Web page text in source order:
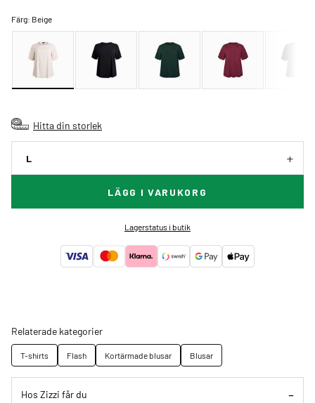
Färg: Beige
Hitta din storlek
L
LÄGG I VARUKORG
Lagerstatus i butik
Relaterade kategorier
T-shirts Flash Kortärmade blusar Blusar
Hos Zizzi får du